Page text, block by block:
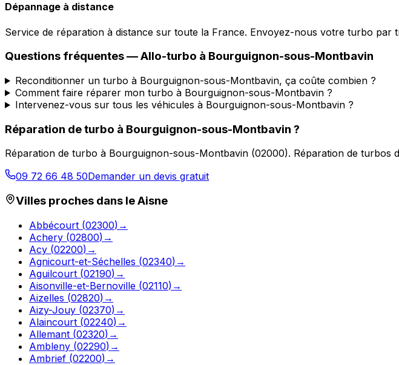
Dépannage à distance
Service de réparation à distance sur toute la France. Envoyez-nous votre turbo
Questions fréquentes —Allo-turbo à Bourguignon-sous-Montbavin
Reconditionner un turbo à Bourguignon-sous-Montbavin, ça coûte combien ?
Comment faire réparer mon turbo à Bourguignon-sous-Montbavin ?
Intervenez-vous sur tous les véhicules à Bourguignon-sous-Montbavin ?
Réparation de turbo à Bourguignon-sous-Montbavin ?
Réparation de turbo à Bourguignon-sous-Montbavin (02000). Réparation de turbos
09 72 66 48 50Demander un devis gratuit
Villes proches dans leAisne
Abbécourt (02300) →
Achery (02800) →
Acy (02200) →
Agnicourt-et-Séchelles (02340) →
Aguilcourt (02190) →
Aisonville-et-Bernoville (02110) →
Aizelles (02820) →
Aizy-Jouy (02370) →
Alaincourt (02240) →
Allemant (02320) →
Ambleny (02290) →
Ambrief (02200) →